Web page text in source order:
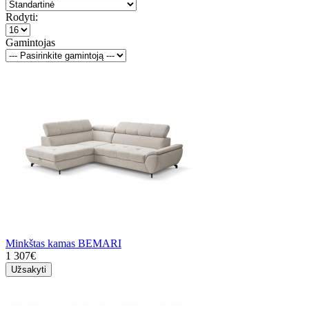
Rodyti:
Gamintojas
Minkštas kamas BEMARI
1 307€
Užsakyti